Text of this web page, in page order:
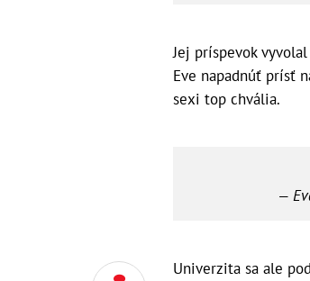
Jej príspevok
Eve napadnúť prísť
sexi top chvália.
—
Univerzita sa ale